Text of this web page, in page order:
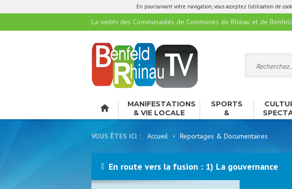
En poursuivant votre navigation, vous acceptez l'utilisation de
La webtv des Communautés de Communes de Rhinau et de
MANIFESTATIONS
& VIE LOCALE
SPORTS
&
LOISIRS
VOUS ÊTES ICI : Accueil Reportages & Documentaires
En route vers la fusion : 1) La gouvernance